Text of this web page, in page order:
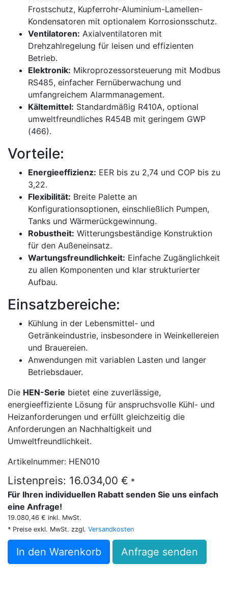
Frostschutz, Kupferrohr-Aluminium-Lamellen-
Kondensatoren mit optionalem Korrosionsschutz.
Ventilatoren: Axialventilatoren mit
Drehzahlregelung für leisen und effizienten
Betrieb.
Elektronik: Mikroprozessorsteuerung mit Modbus
RS485, einfacher Fernüberwachung und
umfangreichem Alarmmanagement.
Kältemittel: Standardmäßig R410A, optional
umweltfreundliches R454B mit geringem GWP
(466).
Vorteile:
Energieeffizienz: EER bis zu 2,74 und COP bis zu
3,22.
Flexibilität: Breite Palette an
Konfigurationsoptionen, einschließlich Pumpen,
Tanks und Wärmerückgewinnung.
Robustheit: Witterungsbeständige Konstruktion
für den Außeneinsatz.
Wartungsfreundlichkeit: Einfache Zugänglichkeit
zu allen Komponenten und klar strukturierter
Aufbau.
Einsatzbereiche:
Kühlung in der Lebensmittel- und
Getränkeindustrie, insbesondere in Weinkellereien
und Brauereien.
Anwendungen mit variablen Lasten und langer
Betriebsdauer.
Die HEN-Serie bietet eine zuverlässige,
energieeffiziente Lösung für anspruchsvolle Kühl- und
Heizanforderungen und erfüllt gleichzeitig die
Anforderungen an Nachhaltigkeit und
Umweltfreundlichkeit.
Artikelnummer: HEN010
Listenpreis: 16.034,00 € *
Für Ihren individuellen Rabatt senden Sie uns einfach
eine Anfrage!
19.080,46 € inkl. MwSt.
* Preise exkl. MwSt. zzgl. Versandkosten
In den Warenkorb Anfrage senden